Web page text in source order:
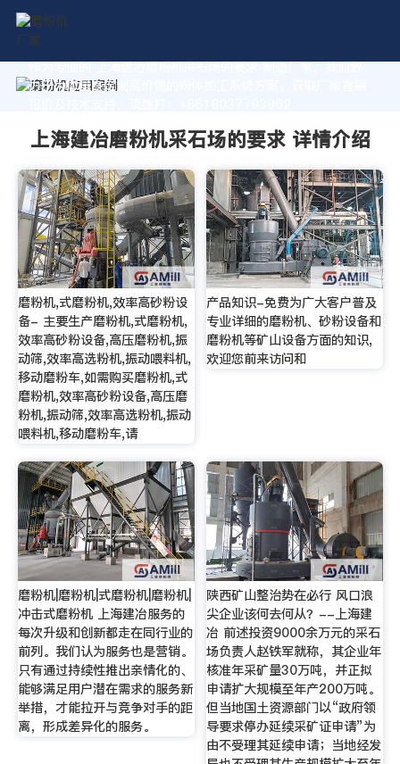
作为专业的 上海建冶磨粉机采石场的要求 制造厂家，我们致
力于为您量身定制高价值的粉体加工系统方案。获取厂家直销
上海建冶磨粉机采石场的要求 详情介绍
磨粉机,式磨粉机,效率高砂粉设
备- 主要生产磨粉机,式磨粉机,
效率高砂粉设备,高压磨粉机,振
动筛,效率高选粉机,振动喂料机,
移动磨粉车,如需购买磨粉机,式
磨粉机,效率高砂粉设备,高压磨
粉机,振动筛,效率高选粉机,振动
喂料机,移动磨粉车,请
产品知识-免费为广大客户普及
专业详细的磨粉机、砂粉设备和
磨粉机等矿山设备方面的知识,
欢迎您前来访问和
磨粉机|磨粉机|式磨粉机|磨粉机|
冲击式磨粉机 上海建冶服务的
每次升级和创新都走在同行业的
前列。我们认为服务也是营销。
只有通过持续性推出亲情化的、
能够满足用户潜在需求的服务新
举措，才能拉开与竞争对手的距
离，形成差异化的服务。
陕西矿山整治势在必行 风口浪
尖企业该何去何从？--上海建
冶 前述投资9000余万元的采石
场负责人赵铁军就称，其企业年
核准年采矿量30万吨，并正拟
申请扩大规模至年产200万吨。
但当地国土资源部门以“政府领
导要求停办延续采矿证申请”为
由不受理其延续申请；当地经发